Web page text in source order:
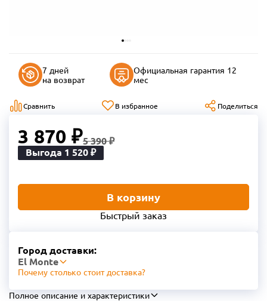
7 дней
на возврат
Официальная гарантия 12
мес
Сравнить В избранное Поделиться
3 870 ₽5 390 ₽
Выгода 1 520 ₽
В корзину
Быстрый заказ
Город доставки:
El Monte
Почему столько стоит доставка?
Полное описание и характеристики